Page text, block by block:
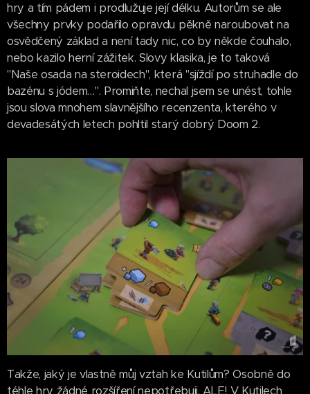
hry a tím pádem i prodlužuje její délku. Autorům se ale
všechny prvky podařilo opravdu pěkně naroubovat na
osvědčený základ a není tady nic, co by někde čouhalo,
nebo kazilo herní zážitek. Slovy klasika, je to taková
"Naše osada na steroidech", která "sjíždí po struhadle do
bazénu s jódem…". Promiňte, nechal jsem se unést, tohle
jsou slova mnohem slavnějšího recenzenta, kterého v
devadesátých letech pohltil starý dobrý Doom 2.
Takže, jaký je vlastně můj vztah ke Kutilům? Osobně do
téhle hry žádné rozšíření nepotřebuji, ALE! V Kutilech